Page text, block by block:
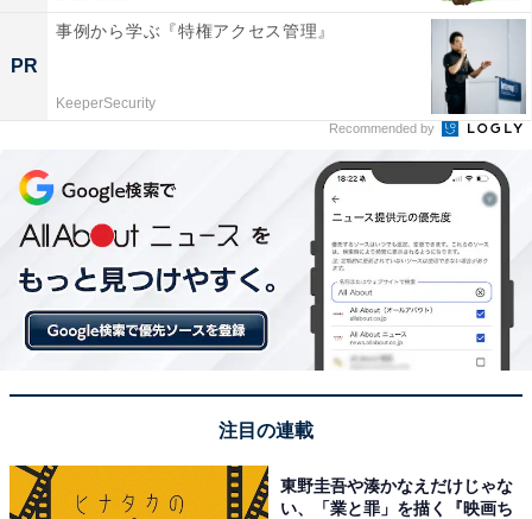
決勝の出番順が10番だと優勝できない
PR
事例から学ぶ『特権アクセス管理』
KeeperSecurity
Recommended by
注目の連載
東野圭吾や湊かなえだけじゃな
い、「業と罪」を描く『映画ち